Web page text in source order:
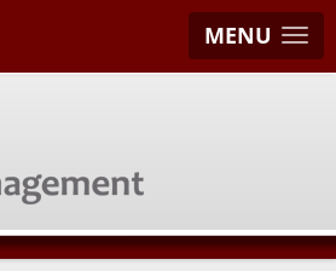
MENU